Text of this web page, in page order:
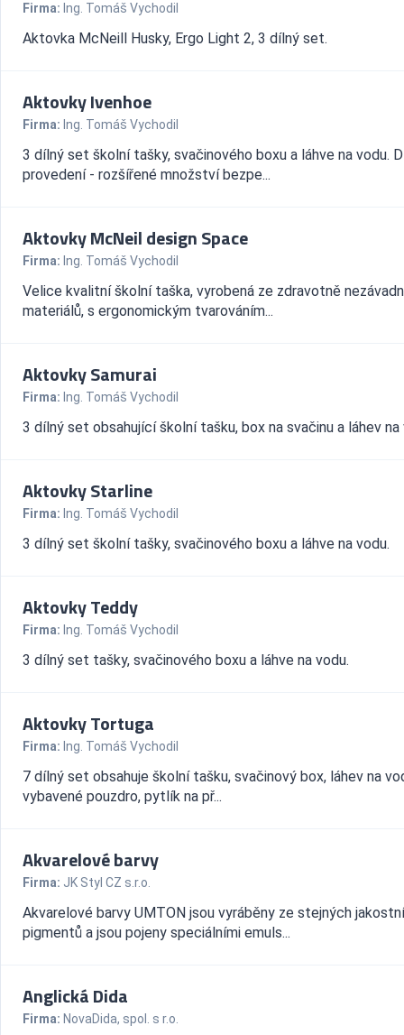
Firma: Ing. Tomáš Vychodil
Aktovka McNeill Husky, Ergo Light 2, 3 dílný set.
Aktovky Ivenhoe
Firma: Ing. Tomáš Vychodil
3 dílný set školní tašky, svačinového boxu a láhve na vodu.
provedení - rozšířené množství bezpe...
Aktovky McNeil design Space
Firma: Ing. Tomáš Vychodil
Velice kvalitní školní taška, vyrobená ze zdravotně
materiálů, s ergonomickým tvarováním...
Aktovky Samurai
Firma: Ing. Tomáš Vychodil
3 dílný set obsahující školní tašku, box na svačinu a láhev na
Aktovky Starline
Firma: Ing. Tomáš Vychodil
3 dílný set školní tašky, svačinového boxu a láhve na vodu.
Aktovky Teddy
Firma: Ing. Tomáš Vychodil
3 dílný set tašky, svačinového boxu a láhve na vodu.
Aktovky Tortuga
Firma: Ing. Tomáš Vychodil
7 dílný set obsahuje školní tašku, svačinový box, láhev na
vybavené pouzdro, pytlík na př...
Akvarelové barvy
Firma: JK Styl CZ s.r.o.
Akvarelové barvy UMTON jsou vyráběny ze stejných
pigmentů a jsou pojeny speciálními emuls...
Anglická Dida
Firma: NovaDida, spol. s r.o.